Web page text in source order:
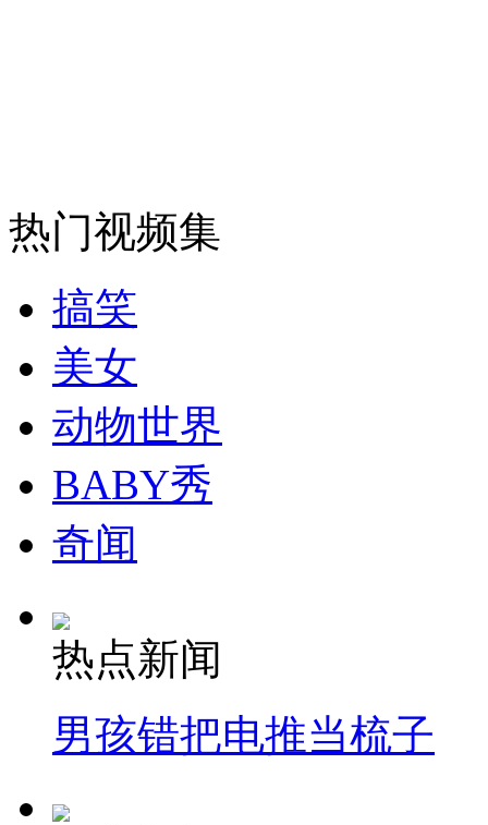
走！跟着总书记去植树
消防员救轻生者
纽约上演“枕头大战”
热门视频集
搞笑
美女
动物世界
BABY秀
奇闻
热点新闻
男孩错把电推当梳子